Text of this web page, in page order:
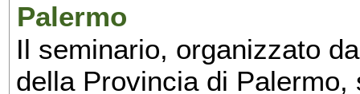
Palermo
Il seminario, organizzato
della Provincia di